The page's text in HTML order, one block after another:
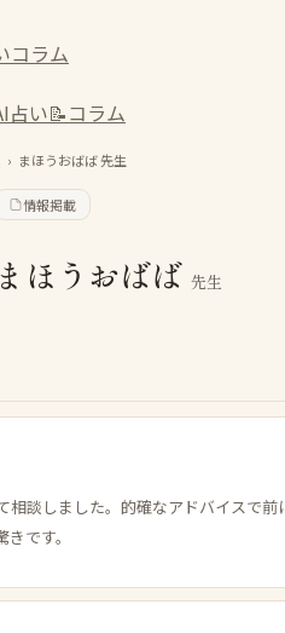
コラム
占い📝コラム
› まほうおばば先生
情報掲載
まほうおばば 先生
相談しました。的確なアドバイスで
です。